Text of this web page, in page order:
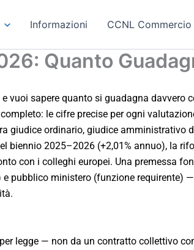
Informazioni CCNL Commercio
Quanto
sapere quanto si guadagna davvero
completo: le cifre precise per ogni
ordinario, giudice amministrativo
biennio 2025–2026 (+2,01% annuo), la
con i colleghi europei. Una premessa
pubblico ministero (funzione requirente)
legge — non da un contratto collettivo